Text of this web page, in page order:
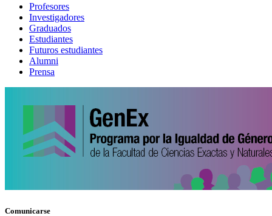
Profesores
Investigadores
Graduados
Estudiantes
Futuros estudiantes
Alumni
Prensa
Comunicarse